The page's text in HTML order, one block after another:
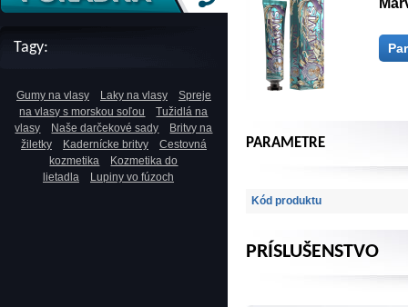
Tagy:
Gumy na vlasy Laky na vlasy
Spreje
na vlasy s morskou soľou
Tužidlá na
vlasy
Naše darčekové sady
Britvy na
žiletky
Kadernícke britvy
Cestovná
kozmetika
Kozmetika do
lietadla
Lupiny vo fúzoch
PARAMETRE
Kód produktu
PRÍSLUŠENSTVO